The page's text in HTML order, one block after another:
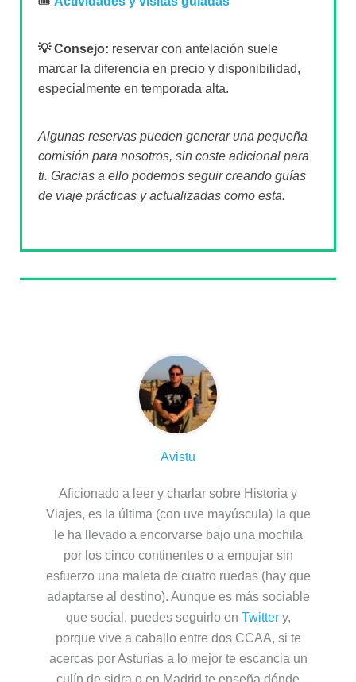
💡 Consejo: reservar con antelación suele
marcar la diferencia en precio y disponibilidad,
especialmente en temporada alta.
Algunas reservas pueden generar una pequeña
comisión para nosotros, sin coste adicional para
ti. Gracias a ello podemos seguir creando guías
de viaje prácticas y actualizadas como esta.
Avistu
Aficionado a leer y charlar sobre Historia y
Viajes, es la última (con uve mayúscula) la que
le ha llevado a encorvarse bajo una mochila
por los cinco continentes o a empujar sin
esfuerzo una maleta de cuatro ruedas (hay que
adaptarse al destino). Aunque es más sociable
que social, puedes seguirlo en Twittery,
porque vive a caballo entre dos CCAA, si te
acercas por Asturias a lo mejor te escancia un